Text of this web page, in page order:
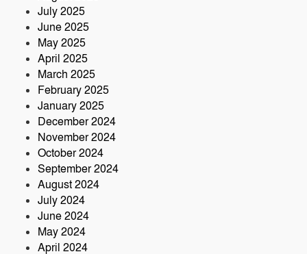
July 2025
June 2025
May 2025
April 2025
March 2025
February 2025
January 2025
December 2024
November 2024
October 2024
September 2024
August 2024
July 2024
June 2024
May 2024
April 2024